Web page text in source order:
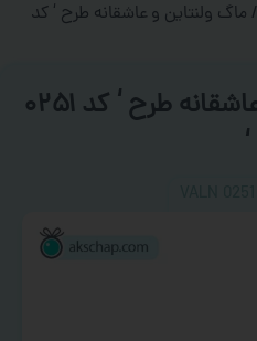
/ ماگ ولنتاین و عاشقانه طرح ‘ کد
چاپ ماگ ولنتاین و عاشقانه طرح ‘ کد ۰۲۵۱
‘